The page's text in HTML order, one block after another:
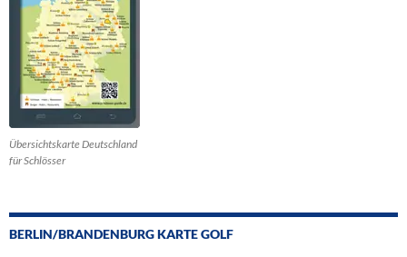
Übersichtskarte Deutschland
für Schlösser
BERLIN/BRANDENBURG KARTE GOLF